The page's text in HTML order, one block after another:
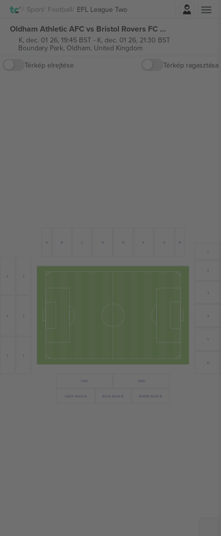
Sport Football EFL League TwoBelépés
Oldham Athletic AFC vs Bristol Rovers FC EFL League Two jegyek
K, dec. 01 26, 19:45 BST- K, dec. 01 26, 21:30 BST
Boundary Park, Oldham, United Kingdom
Térkép elrejtése
Térkép ragasztása
H
G
F
E
D
C
B
A
6
5
4
3
2
RRE
CRS
GREY BLOCK BLUE BLOCK WHITE BLOCK
1
1
2 2
3
3